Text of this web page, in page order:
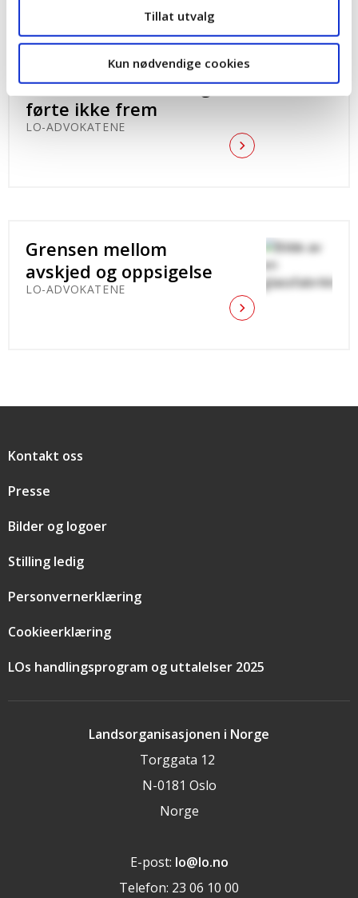
Tillat utvalg
Kun nødvendige cookies
Krav om fast
ansettelse etter
virksomhetsoverdragelse
førte ikke frem
LO-ADVOKATENE
Grensen mellom
avskjed og oppsigelse
LO-ADVOKATENE
Landsorganisasjonen i Norge
Torggata 12
N-0181 Oslo
Norge
E-post: lo@lo.no
Telefon: 23 06 10 00
Snarveier
Kontakt oss
Presse
Bilder og logoer
Stilling ledig
Personvernerklæring
Cookieerklæring
LOs handlingsprogram og uttalelser 2025